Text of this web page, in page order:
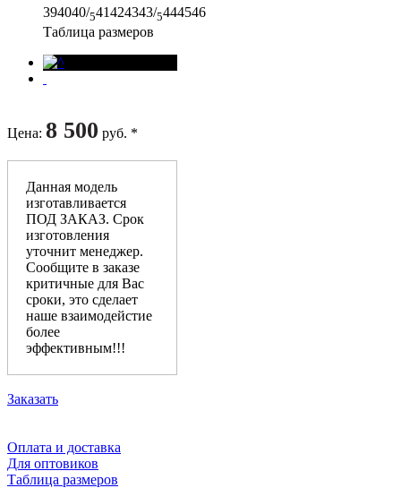
394040/541424343/5444546
Таблица размеров
Цена: 8 500 руб. *
Данная модель
изготавливается
ПОД ЗАКАЗ. Срок
изготовления
уточнит менеджер.
Сообщите в заказе
критичные для Вас
сроки, это сделает
наше взаимодейстие
более
эффективным!!!
Заказать
Оплата и доставка
Для оптовиков
Таблица размеров